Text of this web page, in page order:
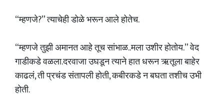
“म्हणजे?” त्याचेही डोळे भरून आले होतेच.
“म्हणजे तुझी अमानत आहे तूच सांभाळ..मला उशीर होतोय.” वेद
गाडीकडे वळला.दरवाजा उघडून त्याने हात धरून ऋतूला बाहेर
काढलं, ती प्रचंड संतापली होती, कबीरकडे न बघता तशीच उभी
होती.